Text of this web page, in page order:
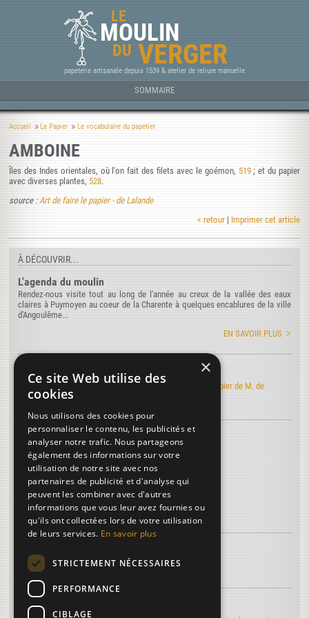
LE
MOULIN
DU VERGER
papeterie artisanale depuis 1539 & atelier de reliure manuelle
SOMMAIRE
Accueil Le Papier Le vocabulaire du papetier
AMBOINE
Îles des Indes orientales, où l'on fait des filets avec le goémon, 519; et du papier
avec diverses plantes, 528.
source : Art de faire le papier - de Lalande
< retour | Imprimer cet article
À DÉCOUVRIR...
L'agenda du moulin
Rendez-nous visite tout au long de l'année au creux de la vallée des eaux
claires à Puymoyen au coeur de la Charente à quelques encablures de la ville
d'Angoulême...
EN SAVOIR PLUS
Art de faire le papier
Découvrez l'édition électronique de l'Art de faire le papier de M. de
Lalande
Découvrez le vocabulaire du papier...
Papier Joseph
Brochette
Bananier
Plus de termes...
La troisième dimension
Regards d'artistes...
×
Ce site Web utilise des
cookies
Nous utilisons des cookies pour
personnaliser le contenu, les publicités et
analyser notre trafic. Nous partageons
également des informations sur votre
utilisation de notre site avec nos
partenaires de publicité et d'analyse qui
peuvent les combiner avec d'autres
informations que vous leur avez fournies ou
qu'ils ont collectées lors de votre utilisation
de leurs services. En savoir plus
STRICTEMENT NÉCESSAIRES
PERFORMANCE
CIBLAGE